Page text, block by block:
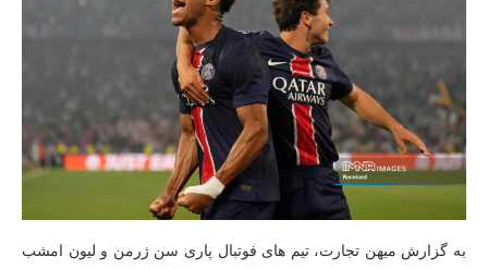
به گزارش میهن تجارت، تیم های فوتبال پاری سن ژرمن و لیون امشب